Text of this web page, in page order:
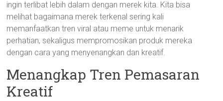
ingin terlibat lebih dalam dengan merek kita. Kita bisa
melihat bagaimana merek terkenal sering kali
memanfaatkan tren viral atau meme untuk menarik
perhatian, sekaligus mempromosikan produk mereka
dengan cara yang menyenangkan dan kreatif.
Menangkap Tren Pemasaran
Kreatif